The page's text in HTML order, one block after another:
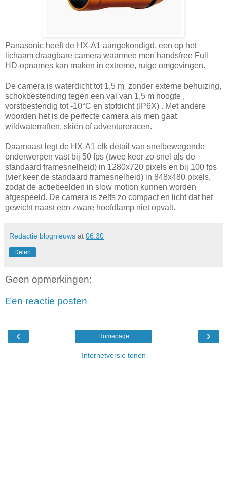
Panasonic heeft de HX-A1 aangekondigd, een op het
lichaam draagbare camera waarmee men handsfree Full
HD-opnames kan maken in extreme, ruige omgevingen.
De camera is waterdicht tot 1,5 m zonder externe behuizing,
schokbestending tegen een val van 1,5 m hoogte ,
vorstbestendig tot -10°C en stofdicht (IP6X) . Met andere
woorden het is de perfecte camera als men gaat
wildwaterraften, skiën of adventureracen.
Daarnaast legt de HX-A1 elk detail van snelbewegende
onderwerpen vast bij 50 fps (twee keer zo snel als de
standaard framesnelheid) in 1280x720 pixels en bij 100 fps
(vier keer de standaard framesnelheid) in 848x480 pixels,
zodat de actiebeelden in slow motion kunnen worden
afgespeeld. De camera is zelfs zo compact en licht dat het
gewicht naast een zware hoofdlamp niet opvalt.
Redactie blognieuws at 06:30
Delen
Geen opmerkingen:
Een reactie posten
‹ ›
Homepage
Internetversie tonen